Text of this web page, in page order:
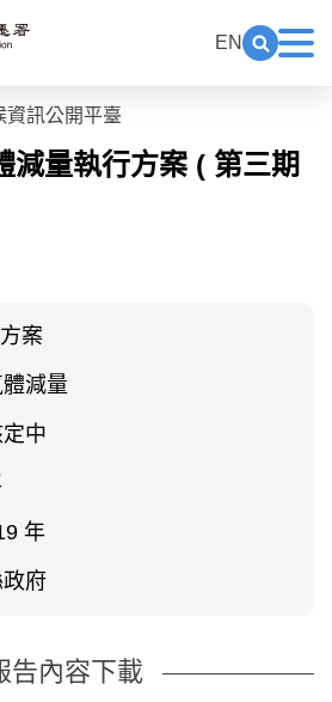
EN
資訊公開平臺
減量執行方案 ( 第三期
案
減量
中
年
府
告內容下載